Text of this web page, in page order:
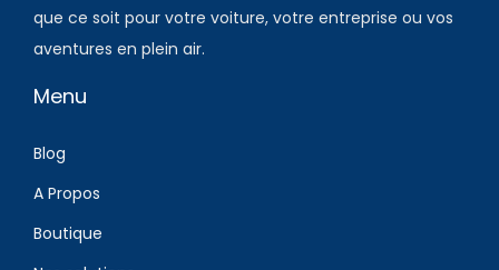
que ce soit pour votre voiture, votre entreprise ou vos
aventures en plein air.
Menu
Blog
A Propos
Boutique